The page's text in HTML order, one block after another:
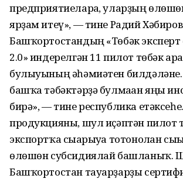
предприятиеларға, уларҙың
ярҙам итеү», — тине Радий
Башҡортостандың «Төбәк
2.0» индерелгән 11 пилот төбәк
булыуының әһәмиәтен билдәләне.
башҡа тәбәктәрҙә булмаған яңы
бирә», — тине республика
продукцияны, шул иҫәптән пилот
экспортҡа сығарыуға тотонолған
өлөшөн субсидиялай башланыҡ.
Башҡортостан тауарҙарҙы